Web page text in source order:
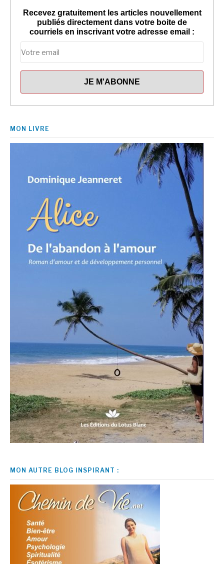
Recevez gratuitement les articles nouvellement
publiés directement dans votre boite de
courriels en inscrivant votre adresse email :
MON LIVRE
MON AUTRE BLOG INSPIRANT :